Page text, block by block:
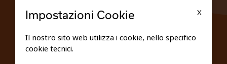
X
Impostazioni Cookie
Il nostro sito web utilizza i cookie, nello specifico
cookie tecnici.